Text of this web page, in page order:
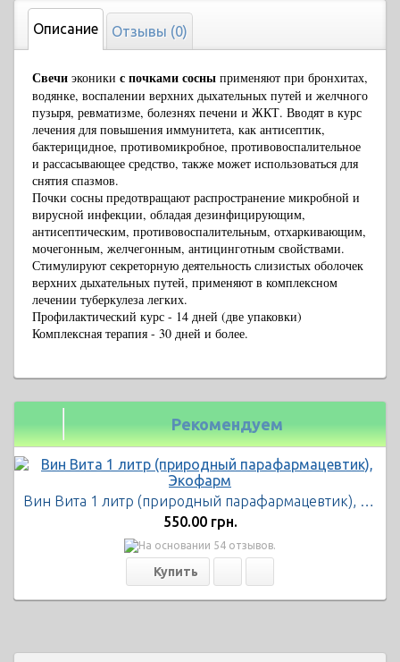
Описание Отзывы (0)
Свечи эконики с почками сосны применяют при бронхитах,
водянке, воспалении верхних дыхательных путей и желчного
пузыря, ревматизме, болезнях печени и ЖКТ. Вводят в курс
лечения для повышения иммунитета, как антисептик,
бактерицидное, противомикробное, противовоспалительное
и рассасывающее средство, также может использоваться для
снятия спазмов.
Почки сосны предотвращают распространение микробной и
вирусной инфекции, обладая дезинфицирующим,
антисептическим, противовоспалительным, отхаркивающим,
мочегонным, желчегонным, антицинготным свойствами.
Стимулируют секреторную деятельность слизистых оболочек
верхних дыхательных путей, применяют в комплексном
лечении туберкулеза легких.
Профилактический курс - 14 дней (две упаковки)
Комплексная терапия - 30 дней и более.
Рекомендуем
Вин Вита 1 литр (природный парафармацевтик), Экофарм
550.00 грн.